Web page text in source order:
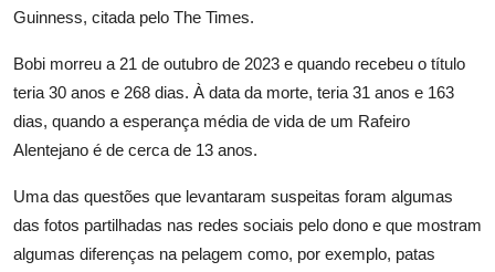
Guinness, citada pelo The Times.
Bobi morreu a 21 de outubro de 2023 e quando recebeu o título
teria 30 anos e 268 dias. À data da morte, teria 31 anos e 163
dias, quando a esperança média de vida de um Rafeiro
Alentejano é de cerca de 13 anos.
Uma das questões que levantaram suspeitas foram algumas
das fotos partilhadas nas redes sociais pelo dono e que mostram
algumas diferenças na pelagem como, por exemplo, patas